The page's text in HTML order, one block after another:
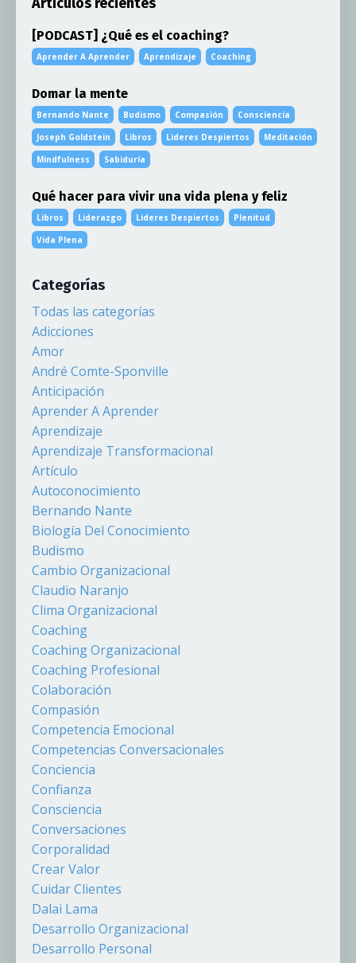
[PODCAST] ¿Qué es el coaching?
Aprender A Aprender Aprendizaje Coaching
Domar la mente
Bernando Nante Budismo Compasión
Consciencia
Joseph Goldstein
Libros Lideres Despiertos
Meditación
Mindfulness
Sabiduría
Qué hacer para vivir una vida plena y feliz
Libros Liderazgo Lideres Despiertos
Plenitud
Vida Plena
Categorías
Todas las categorías
Adicciones
Amor
André Comte-Sponville
Anticipación
Aprender A Aprender
Aprendizaje
Aprendizaje Transformacional
Artículo
Autoconocimiento
Bernando Nante
Biología Del Conocimiento
Budismo
Cambio Organizacional
Claudio Naranjo
Clima Organizacional
Coaching
Coaching Organizacional
Coaching Profesional
Colaboración
Compasión
Competencia Emocional
Competencias Conversacionales
Conciencia
Confianza
Consciencia
Conversaciones
Corporalidad
Crear Valor
Cuidar Clientes
Dalai Lama
Desarrollo Organizacional
Desarrollo Personal